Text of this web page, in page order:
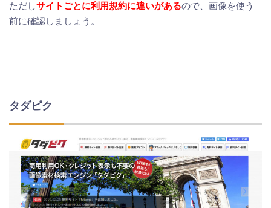
ただしサイトごとに利用規約に違いがあるので、画像を使う
前に確認しましょう。
タダピク